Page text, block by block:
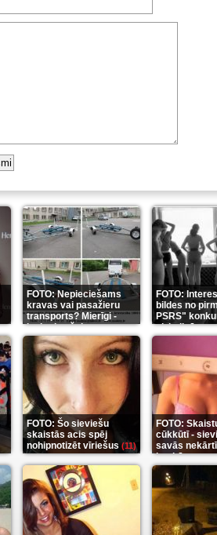
FOTO: Nepieciešams
kravas vai pasažieru
transports? Mierīgi -
ieskaties šeit(35)
FOTO:
bildes no
PSRS"
aizkulisēm
FOTO: Šo sieviešu
skaistās acis spēj
nohipnotizēt vīriešus (11)
FOTO:
cūkkūtī -
savās
istabās(12)